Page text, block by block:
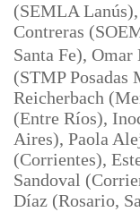
(SEMLA
Contreras
Santa Fe), Omar
(STMP
Reicherbach
(Entre Ríos),
Aires), Paola
(Corrientes),
Sandoval
Díaz (Rosario,